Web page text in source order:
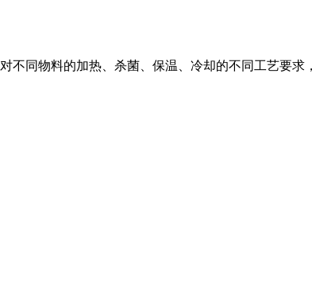
同物料的加热、杀菌、保温、冷却的不同工艺要求